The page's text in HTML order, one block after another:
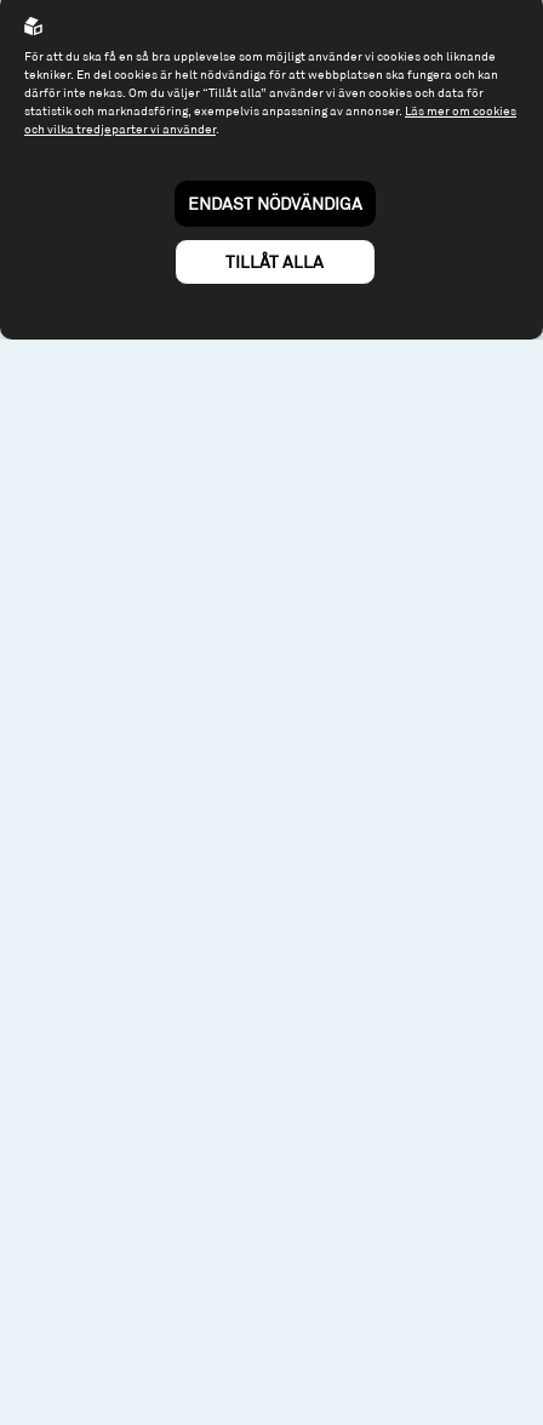
Tel: 08 - 545 813 40
fonder@spiltanfonder.se
Till spiltan.se
© 2026 - Spiltan Fonder AB
By Sphinxly
För att du ska få en så bra upplevelse som möjligt använder vi cookies och liknande
tekniker. En del cookies är helt nödvändiga för att webbplatsen ska fungera och kan
därför inte nekas. Om du väljer “Tillåt alla” använder vi även cookies och data för
statistik och marknadsföring, exempelvis anpassning av annonser. Läs mer om cookies
och vilka tredjeparter vi använder.
ENDAST NÖDVÄNDIGA
TILLÅT ALLA